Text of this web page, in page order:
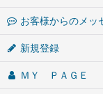
お客様からのメッ
新規登録
ＭＹ ＰＡＧＥ